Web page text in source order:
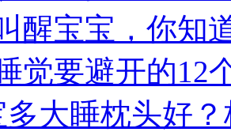
醒宝宝，你知
觉要避开的12
多大睡枕头好